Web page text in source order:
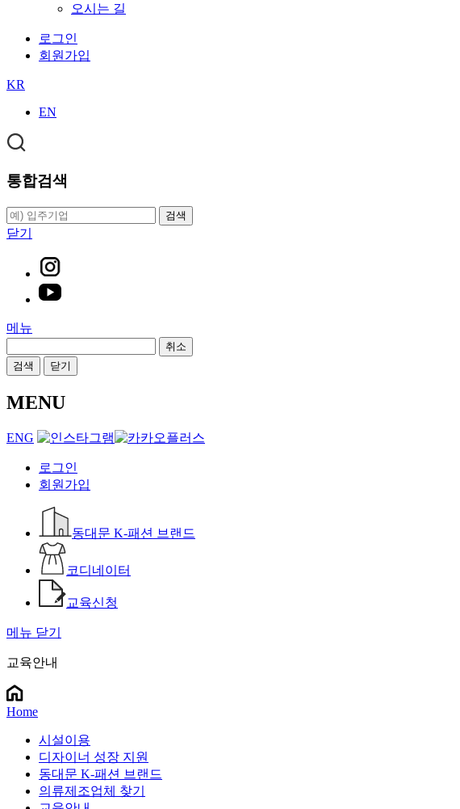
오시는 길
로그인
회원가입
KR
EN
통합검색
검색
닫기
메뉴
취소
검색
닫기
MENU
ENG
로그인
회원가입
동대문 K-패션 브랜드
코디네이터
교육신청
메뉴 닫기
교육안내
Home
시설이용
디자이너 성장 지원
동대문 K-패션 브랜드
의류제조업체 찾기